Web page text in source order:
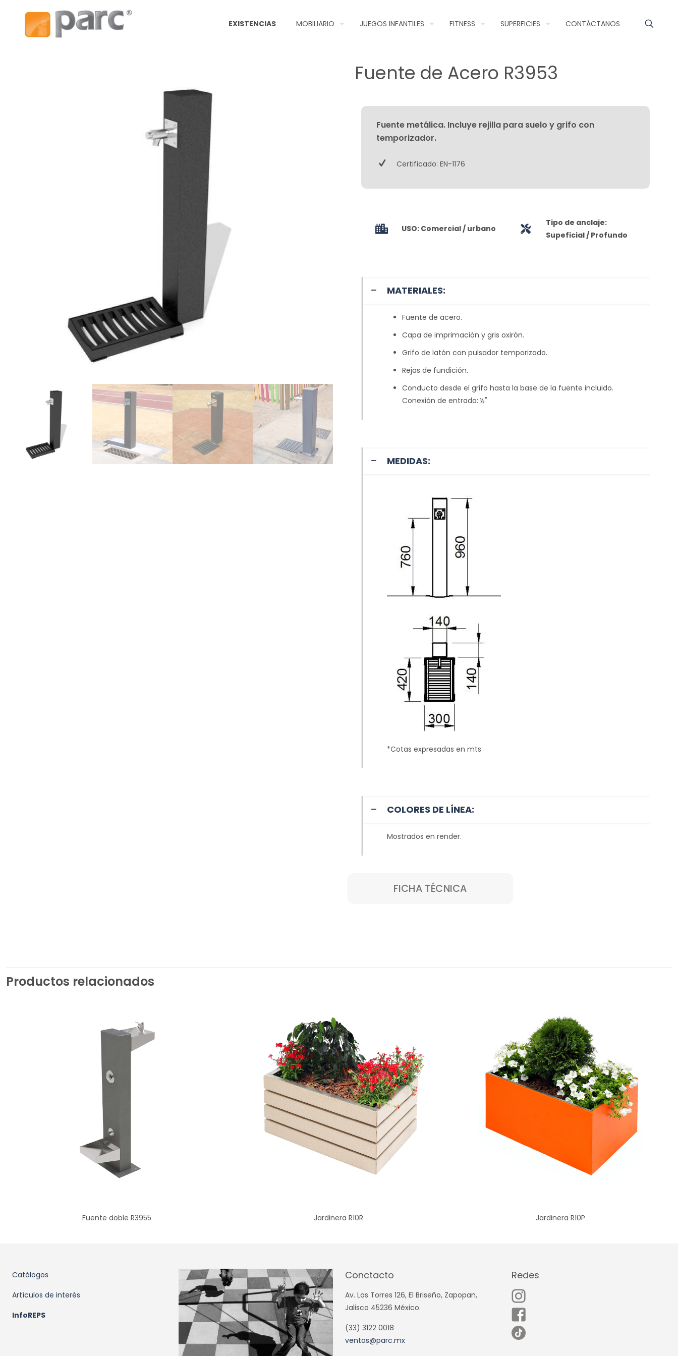
EXISTENCIAS MOBILIARIO JUEGOS INFANTILES FITNESS SUPERFICIES CONTÁCTANOS
Fuente de Acero R3953
Fuente metálica. Incluye rejilla para suelo y grifo con
temporizador.
Certificado: EN-1176
USO: Comercial / urbano
Tipo de anclaje:
Supeficial / Profundo
MATERIALES:
Fuente de acero.
Capa de imprimación y gris oxirón.
Grifo de latón con pulsador temporizado.
Rejas de fundición.
Conducto desde el grifo hasta la base de la fuente incluido.
Conexión de entrada: ½"
MEDIDAS:
*Cotas expresadas en mts
COLORES DE LÍNEA:
Mostrados en render.
FICHA TÉCNICA
Productos relacionados
Fuente doble R3955 Jardinera R10R Jardinera R10P
Catálogos
Artículos de interés
InfoREPS
Conctacto
Av. Las Torres 126, El Briseño, Zapopan,
Jalisco 45236 México.
(33) 3122 0018
ventas@parc.mx
Redes